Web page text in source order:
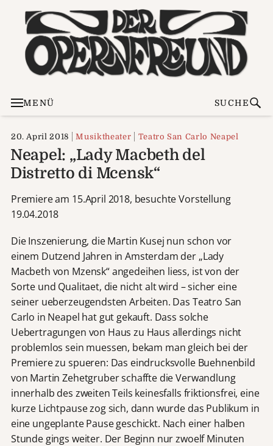
MENÜ SUCHE
20. April 2018 Musiktheater Teatro San Carlo Neapel
Neapel: „Lady Macbeth del
Distretto di Mcensk“
Premiere am 15.April 2018, besuchte Vorstellung
19.04.2018
Die Inszenierung, die Martin Kusej nun schon vor
einem Dutzend Jahren in Amsterdam der „Lady
Macbeth von Mzensk“ angedeihen liess, ist von der
Sorte und Qualitaet, die nicht alt wird – sicher eine
seiner ueberzeugendsten Arbeiten. Das Teatro San
Carlo in Neapel hat gut gekauft. Dass solche
Uebertragungen von Haus zu Haus allerdings nicht
problemlos sein muessen, bekam man gleich bei der
Premiere zu spueren: Das eindrucksvolle Buehnenbild
von Martin Zehetgruber schaffte die Verwandlung
innerhalb des zweiten Teils keinesfalls friktionsfrei, eine
kurze Lichtpause zog sich, dann wurde das Publikum in
eine ungeplante Pause geschickt. Nach einer halben
Stunde gings weiter. Der Beginn nur zwoelf Minuten